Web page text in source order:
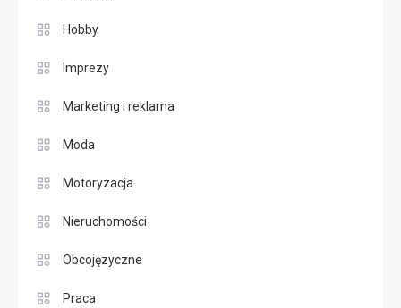
Hobby
Imprezy
Marketing i reklama
Moda
Motoryzacja
Nieruchomości
Obcojęzyczne
Praca